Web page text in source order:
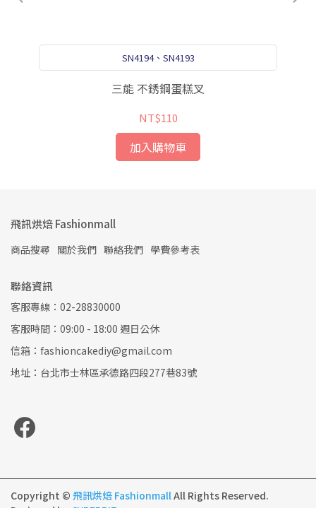
SN4194、SN4193
三能 不銹鋼蛋糕叉
NT$110
加入購物車
飛訊烘焙 Fashionmall
商品搜尋 關於我們 聯絡我們 學費參考表
聯絡資訊
客服專線：02-28830000
客服時間：09:00 - 18:00 週日公休
信箱：fashioncakediy@gmail.com
地址：台北市士林區承德路四段277巷83號
Copyright © 飛訊烘焙 FashionmallAll Rights Reserved.